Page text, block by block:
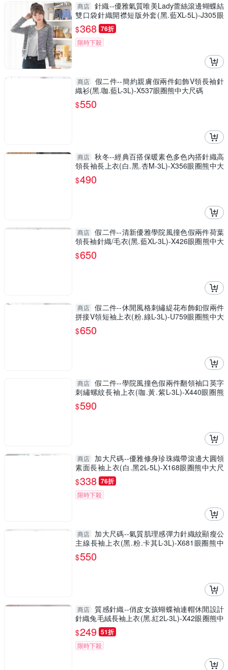
商店 針織--優雅氣質唯美Lady蕾絲滾邊蝴蝶結
雙口袋針織開襟短版外套(黑.藍XL-5L)-J305眼
圈熊中大尺碼
$368 76折
限時下殺
商店
假二件--簡約親膚假兩件釦飾V領長袖針
織衫(黑.咖.藍L-3L)-X537眼圈熊中大尺碼
$550
商店 秋冬--經典百搭保暖素色多色內搭針織高
領長袖長上衣(白.黑.杏M-3L)-X356眼圈熊中大
尺碼
$490
商店 假二件--清新優雅學院風撞色假兩件荷葉
領長袖針織/毛衣(黑.藍XL-3L)-X426眼圈熊中大
尺碼
$650
商店 假二件--休閒風格刺繡緹花布飾釦假兩件
拼接V領短袖上衣(粉.綠L-3L)-U759眼圈熊中大
尺碼
$650
商店 假二件--學院風撞色假兩件翻領袖口英字
刺繡螺紋長袖上衣(咖.黃.紫L-3L)-X440眼圈熊
中大尺碼
$590
商店
加大尺碼--優雅修身珍珠織帶滾邊大圓領
素面長袖上衣(白.黑2L-5L)-X168眼圈熊中大尺
碼
$338 76折
限時下殺
商店
加大尺碼--氣質肌理感彈力針織紋顯瘦公
主線長袖上衣(黑.粉.卡其L-3L)-X681眼圈熊中
大尺碼
$550
商店 質感針織--俏皮女孩蝴蝶袖連帽休閒設計
針織兔毛絨長袖上衣(黑.紅2L-3L)-X42眼圈熊中
大尺碼
$249 51折
限時下殺